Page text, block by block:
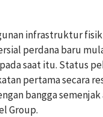
infrastruktur
perdana baru
saat itu. Status
pertama secara
bangga semenjak
Group.